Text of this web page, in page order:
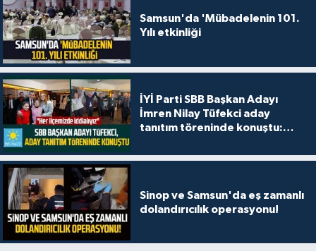
Samsun'da 'Mübadelenin 101.
Yılı etkinliği
İYİ Parti SBB Başkan Adayı
İmren Nilay Tüfekci aday
tanıtım töreninde konuştu:
Sinop ve Samsun'da eş zamanlı
dolandırıcılık operasyonu!